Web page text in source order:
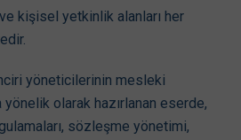
kişisel yetkinlik alanları her
yöneticilerinin mesleki
yönelik olarak hazırlanan eserde,
sözleşme yönetimi,